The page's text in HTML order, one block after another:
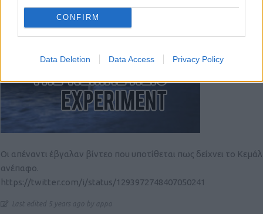
CONFIRM
Data Deletion Data Access Privacy Policy
Οι απέναντι έβγαλαν βίντεο που υποτίθεται πως δείχνει το Κεμάλ
ανέπαφο.
https://twitter.com/i/status/1293972748407050241
Last edited 5 years ago by appo